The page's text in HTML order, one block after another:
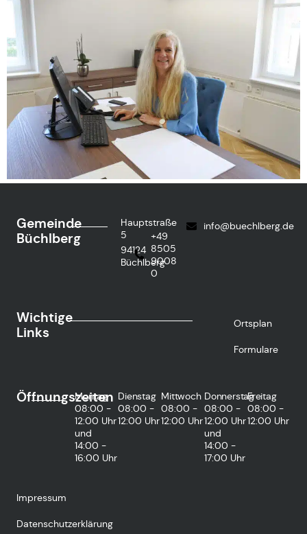
Gemeinde
Büchlberg
Hauptstraße
5
94124
Büchlberg
+49
8505
9008
0
info@buechlberg.de
Wichtige
Links
Ortsplan
Formulare
Öffnungszeiten
Montag
08:00 -
12:00 Uhr
und
14:00 -
16:00 Uhr
Dienstag
08:00 -
12:00 Uhr
Mittwoch
08:00 -
12:00 Uhr
Donnerstag
08:00 -
12:00 Uhr
und
14:00 -
17:00 Uhr
Freitag
08:00 -
12:00 Uhr
Impressum
Datenschutzerklärung